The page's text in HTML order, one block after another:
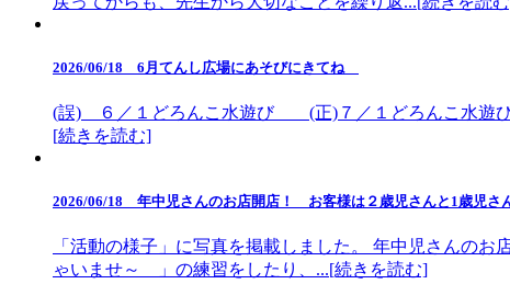
2026/06/18 6月てんし広場にあそびにきてね
(誤) ６／１どろんこ水遊び (正)７／１どろんこ水遊び
[続きを読む]
2026/06/18 年中児さんのお店開店！ お客様は２歳児さんと1歳児さ
「活動の様子」に写真を掲載しました。 年中児さんの
ゃいませ～ 」の練習をしたり、...[続きを読む]